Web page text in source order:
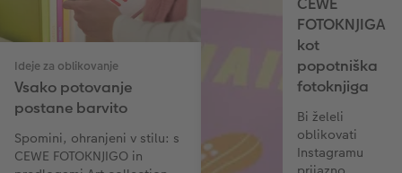
Ideje za oblikovanje
Vsako potovanje
postane barvito
Spomini, ohranjeni v stilu: s
CEWE FOTOKNJIGO in
FOTOKNJIGA
kot
popotniška
fotoknjiga
Bi želeli
oblikovati
Instagramu